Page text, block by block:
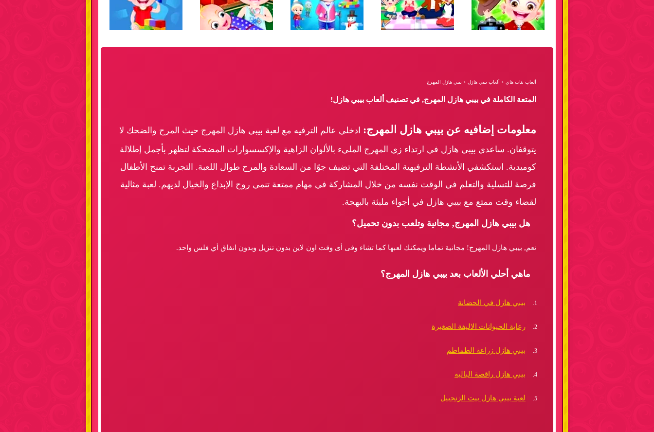
ألعاب بنات هاي > ألعاب بيبي هازل > بيبي هازل المهرج
المتعة الكاملة في بيبي هازل المهرج, في تصنيف ألعاب بيبي هازل!
معلومات إضافيه عن بيبي هازل المهرج: ادخلي عالم الترفيه مع لعبة بيبي هازل المهرج حيث المرح والضحك لا
يتوقفان. ساعدي بيبي هازل في ارتداء زي المهرج المليء بالألوان الزاهية والإكسسوارات المضحكة لتظهر بأجمل إطلالة
كوميدية. استكشفي الأنشطة الترفيهية المختلفة التي تضيف جوًا من السعادة والمرح طوال اللعبة. التجربة تمنح الأطفال
فرصة للتسلية والتعلم في الوقت نفسه من خلال المشاركة في مهام ممتعة تنمي روح الإبداع والخيال لديهم. لعبة مثالية
لقضاء وقت ممتع مع بيبي هازل في أجواء مليئة بالبهجة.
هل بيبي هازل المهرج, مجانية وتلعب بدون تحميل؟
نعم, بيبي هازل المهرج! مجانية تماما ويمكنك لعبها كما تشاء وفى أى وقت اون لاين بدون تنزيل وبدون انفاق أي فلس واحد.
ماهي أحلي الألعاب بعد بيبي هازل المهرج؟
بيبي هازل في الحضانة
رعاية الحيوانات الاليفة الصغيرة
بيبي هازل زراعة الطماطم
بيبي هازل راقصة الباليه
لعبة بيبي هازل بيت الزنجبيل